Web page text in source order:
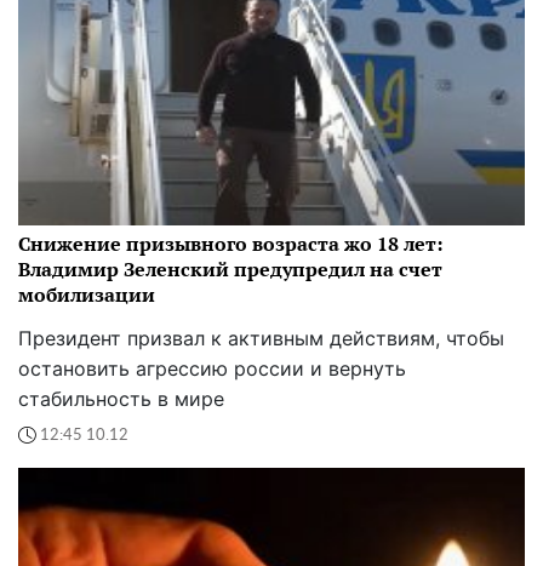
Снижение призывного возраста жо 18 лет:
Владимир Зеленский предупредил на счет
мобилизации
Президент призвал к активным действиям, чтобы
остановить агрессию россии и вернуть
стабильность в мире
12:45 10.12